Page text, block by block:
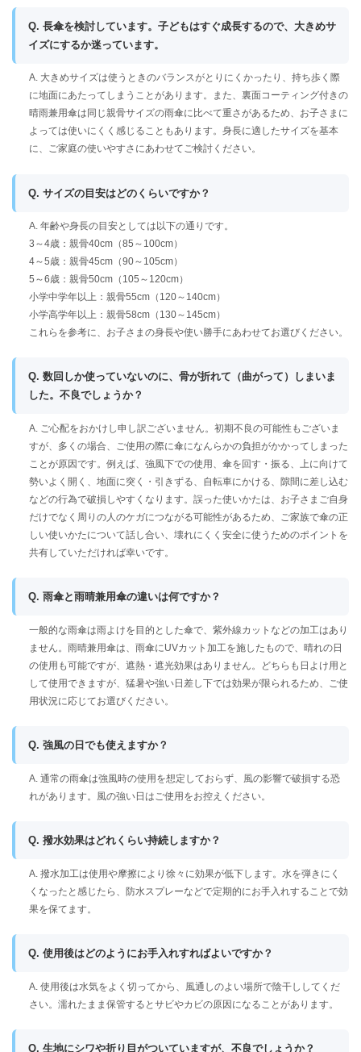
Q. 長傘を検討しています。子どもはすぐ成長するので、大きめサ
イズにするか迷っています。
A. 大きめサイズは使うときのバランスがとりにくかったり、持ち歩く際
に地面にあたってしまうことがあります。また、裏面コーティング付きの
晴雨兼用傘は同じ親骨サイズの雨傘に比べて重さがあるため、お子さまに
よっては使いにくく感じることもあります。身長に適したサイズを基本
に、ご家庭の使いやすさにあわせてご検討ください。
Q. サイズの目安はどのくらいですか？
A. 年齢や身長の目安としては以下の通りです。
3～4歳：親骨40cm（85～100cm）
4～5歳：親骨45cm（90～105cm）
5～6歳：親骨50cm（105～120cm）
小学中学年以上：親骨55cm（120～140cm）
小学高学年以上：親骨58cm（130～145cm）
これらを参考に、お子さまの身長や使い勝手にあわせてお選びください。
Q. 数回しか使っていないのに、骨が折れて（曲がって）しまいま
した。不良でしょうか？
A. ご心配をおかけし申し訳ございません。初期不良の可能性もございま
すが、多くの場合、ご使用の際に傘になんらかの負担がかかってしまった
ことが原因です。例えば、強風下での使用、傘を回す・振る、上に向けて
勢いよく開く、地面に突く・引きずる、自転車にかける、隙間に差し込む
などの行為で破損しやすくなります。誤った使いかたは、お子さまご自身
だけでなく周りの人のケガにつながる可能性があるため、ご家族で傘の正
しい使いかたについて話し合い、壊れにくく安全に使うためのポイントを
共有していただければ幸いです。
Q. 雨傘と雨晴兼用傘の違いは何ですか？
一般的な雨傘は雨よけを目的とした傘で、紫外線カットなどの加工はあり
ません。雨晴兼用傘は、雨傘にUVカット加工を施したもので、晴れの日
の使用も可能ですが、遮熱・遮光効果はありません。どちらも日よけ用と
して使用できますが、猛暑や強い日差し下では効果が限られるため、ご使
用状況に応じてお選びください。
Q. 強風の日でも使えますか？
A. 通常の雨傘は強風時の使用を想定しておらず、風の影響で破損する恐
れがあります。風の強い日はご使用をお控えください。
Q. 撥水効果はどれくらい持続しますか？
A. 撥水加工は使用や摩擦により徐々に効果が低下します。水を弾きにく
くなったと感じたら、防水スプレーなどで定期的にお手入れすることで効
果を保てます。
Q. 使用後はどのようにお手入れすればよいですか？
A. 使用後は水気をよく切ってから、風通しのよい場所で陰干ししてくだ
さい。濡れたまま保管するとサビやカビの原因になることがあります。
Q. 生地にシワや折り目がついていますが、不良でしょうか？